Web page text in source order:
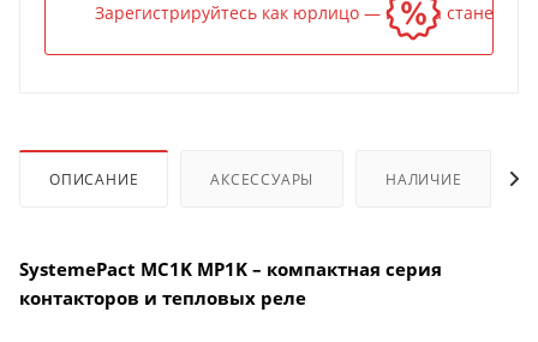
Зарегистрируйтесь как юрлицо — и цена станет
ОПИСАНИЕ АКСЕССУАРЫ НАЛИЧИЕ
SystemePact MC1K MP1K – компактная серия
контакторов и тепловых реле